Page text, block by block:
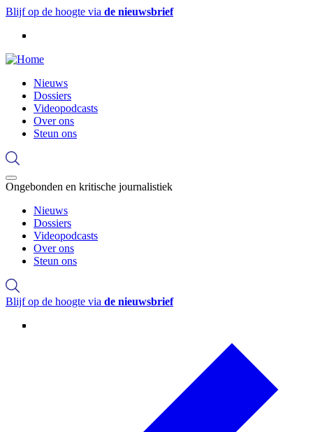
Overslaan
naar
inhoud
Blijf op de hoogte via de nieuwsbrief
Hoofdnavigatie
Nieuws
Dossiers
Videopodcasts
Over ons
Steun ons
Ongebonden en kritische journalistiek
Hoofdnavigatie
Nieuws
Dossiers
Videopodcasts
Over ons
Steun ons
Blijf op de hoogte via de nieuwsbrief